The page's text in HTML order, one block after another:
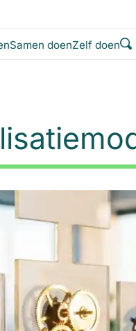
Samen doenZelf doen